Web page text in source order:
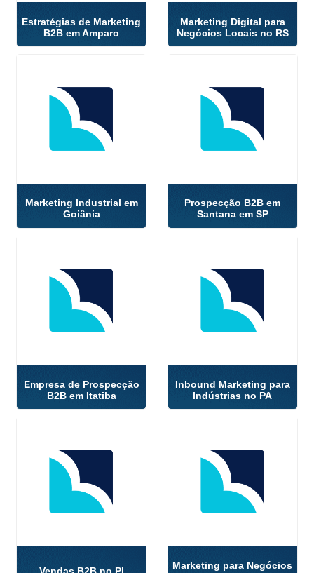
Estratégias de Marketing
B2B em Amparo
Marketing Digital para
Negócios Locais no RS
Marketing Industrial em
Goiânia
Prospecção B2B em
Santana em SP
Empresa de Prospecção
B2B em Itatiba
Inbound Marketing para
Indústrias no PA
Marketing para Negócios